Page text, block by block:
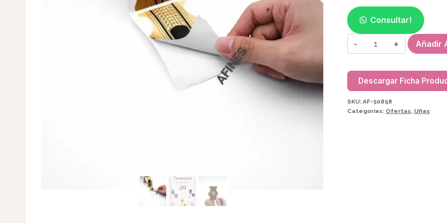
precio
original
era:
$17600.
actual
es:
Consultar!
MOLDE
DORADO
cantidad
Añadir
Descargar Ficha
SKU: AF-50858
Categorías: Ofertas, Uñas